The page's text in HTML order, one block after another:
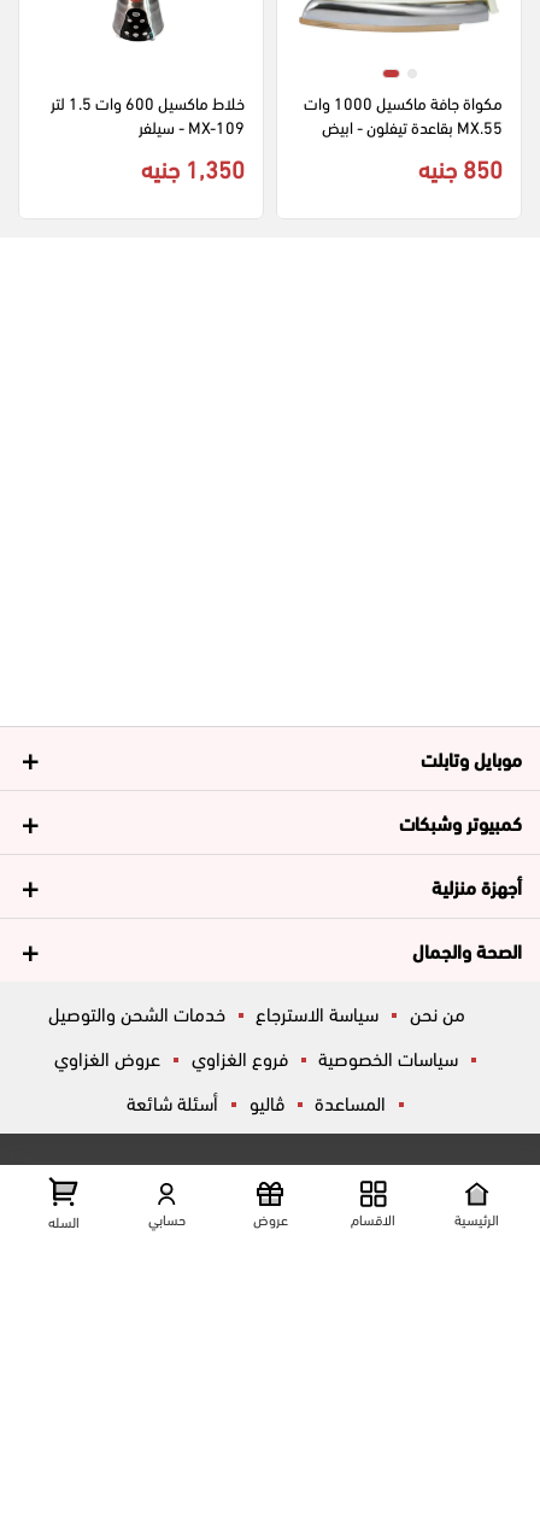
MX.55 بقاعدة تيفلون - ابيض
850 جنيه
MX-109 - سيلفر
1,350 جنيه
موبايل وتابلت
كمبيوتر وشبكات
أجهزة منزلية
الصحة والجمال
من نحن سياسة الاسترجاع
خدمات الشحن والتوصيل
سياسات الخصوصية
فروع الغزاوي
عروض الغزاوي
المساعدة
ڤاليو أسئلة شائعة
تواصل معانا
شارع المكاتب, الزقازيق , الشرقية, مصر عرض علي الخريطه
الرئيسية الاقسام عروض حسابي السله